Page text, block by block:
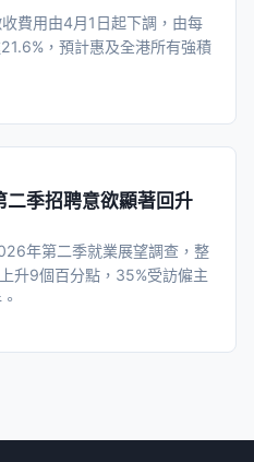
費用由4月1日起下調，由每
，預計惠及全港所有強積
二季招聘意欲顯著回升
年第二季就業展望調查，整
升9個百分點，35%受訪僱主